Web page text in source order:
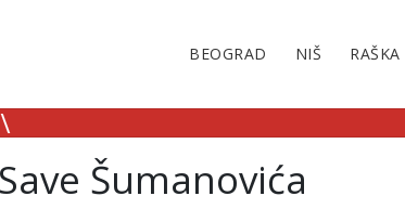
BEOGRAD NIŠ RAŠKA
Šumanovića